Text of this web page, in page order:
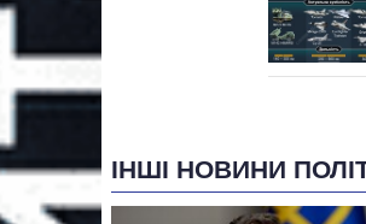
ІНШІ НОВИНИ